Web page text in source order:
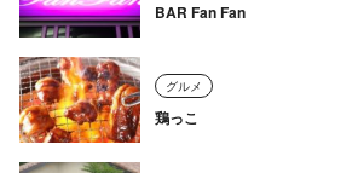
BAR Fan Fan
グルメ
鶏っこ